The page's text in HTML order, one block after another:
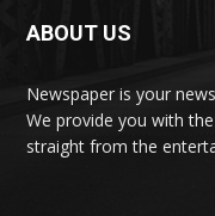
ABOUT US
Newspaper is your
We provide you with
straight from the